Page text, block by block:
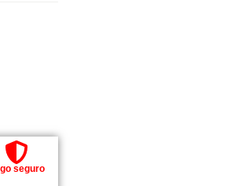
seguro